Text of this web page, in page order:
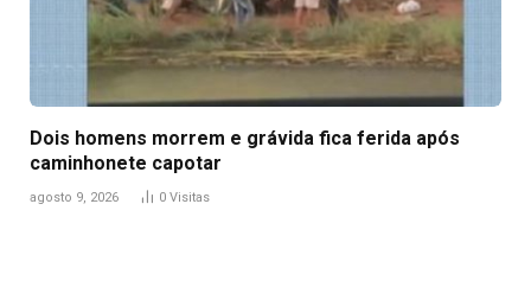
Dois homens morrem e grávida fica ferida após
caminhonete capotar
agosto 9, 2026 0 Visitas